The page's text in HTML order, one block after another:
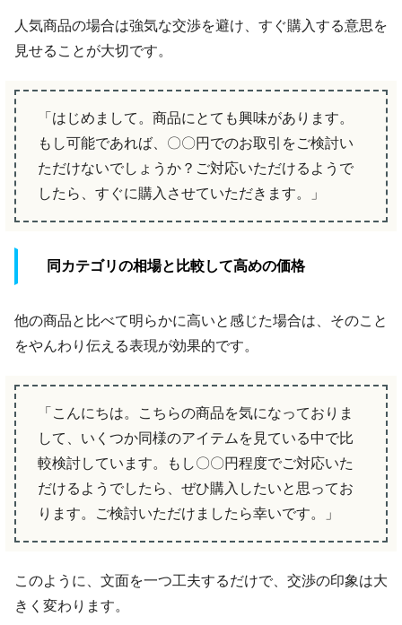
人気商品の場合は強気な交渉を避け、すぐ購入する意思を
見せることが大切です。
「はじめまして。商品にとても興味があります。
もし可能であれば、〇〇円でのお取引をご検討い
ただけないでしょうか？ご対応いただけるようで
したら、すぐに購入させていただきます。」
同カテゴリの相場と比較して高めの価格
他の商品と比べて明らかに高いと感じた場合は、そのこと
をやんわり伝える表現が効果的です。
「こんにちは。こちらの商品を気になっておりま
して、いくつか同様のアイテムを見ている中で比
較検討しています。もし〇〇円程度でご対応いた
だけるようでしたら、ぜひ購入したいと思ってお
ります。ご検討いただけましたら幸いです。」
このように、文面を一つ工夫するだけで、交渉の印象は大
きく変わります。